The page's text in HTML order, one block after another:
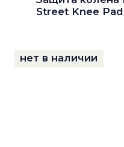
Street Knee
нет в наличии